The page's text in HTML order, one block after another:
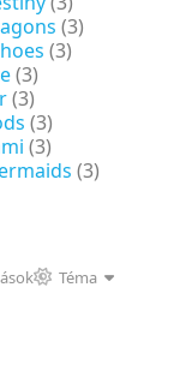
(3)
(3)
(3)
(3)
(3)
(3)
(3)
Téma